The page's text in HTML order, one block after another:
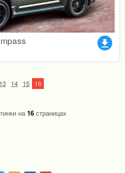
file_download
13 14 15 16
на16страницах